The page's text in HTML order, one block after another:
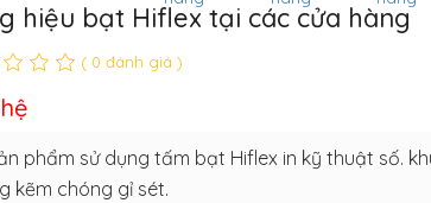
hiệu bạt Hiflex tại các cửa hàng
( 0 đánh giá )
phẩm sử dụng tấm bạt Hiflex in kỹ thuật số.
kẽm chóng gỉ sét.